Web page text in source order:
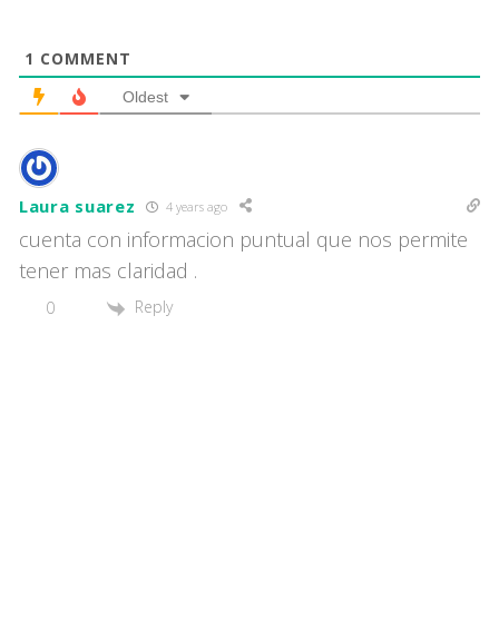
1 COMMENT
Oldest
Laura suarez 4 years ago
cuenta con informacion puntual que nos permite
tener mas claridad .
0 Reply